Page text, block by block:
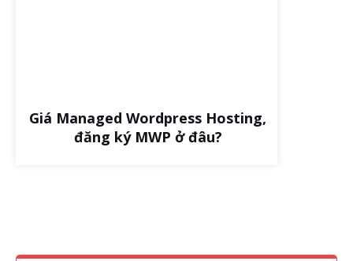
Giá Managed Wordpress Hosting,
đăng ký MWP ở đâu?